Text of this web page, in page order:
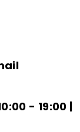
- 19:00 |